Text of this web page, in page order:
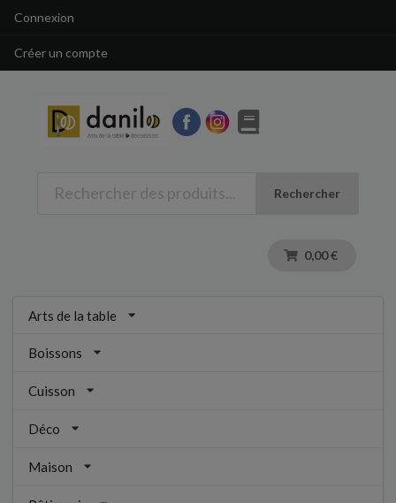
Connexion
Créer un compte
Rechercher
0,00 €
Arts de la table
Boissons
Cuisson
Déco
Maison